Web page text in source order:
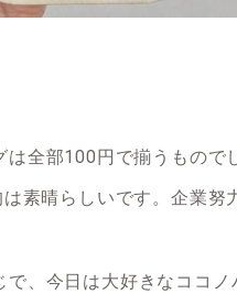
は全部100円で揃うもので
素晴らしいです。企業努
で、今日は大好きなココノ